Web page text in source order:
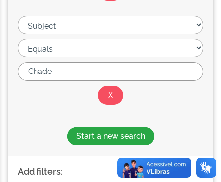
Start a new search
Add filters: